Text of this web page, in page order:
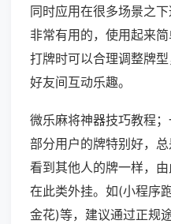
同时应用在很多场景之
非常有用的，使用起来
打牌时可以合理调整牌
好友间互动乐趣。
微乐麻将神器技巧教程
部分用户的牌特别好，
看到其他人的牌一样，
在此类外挂。如(小程序
金花)等，建议通过正规